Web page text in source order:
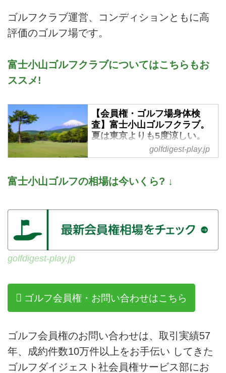
ゴルフクラブ運営、コンディションともに高
評価のゴルフ場です。
富士小山ゴルフクラブについてはこちらもお
ススメ!
【会員権・ゴルフ場身体検
査】富士小山ゴルフクラブ。
夏は東京よりも5度涼しい。
全ホールから富士山ビューの
チャンピオンコース - ゴルフ
ジェスト
は、富士山の東麓に広がる18ホー
（昭和37年）。日本ゴルフ界のレ
ウンドできると評判です。
golfdigest-play.jp
富士小山ゴルフの相場は今いくら? ↓
golfdigest-play.jp
ゴルフ会員権・お問い合わせはこちら
ゴルフ会員権のお問い合わせは、取引実績57
年、成約件数10万件以上をお手伝い してきた
ゴルフダイジェスト社会員権サービス部にお